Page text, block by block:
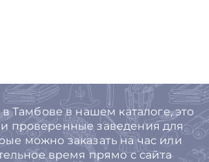
Тамбове в нашем каталоге, это
проверенные заведения для
можно заказать на час или
время прямо с сайта